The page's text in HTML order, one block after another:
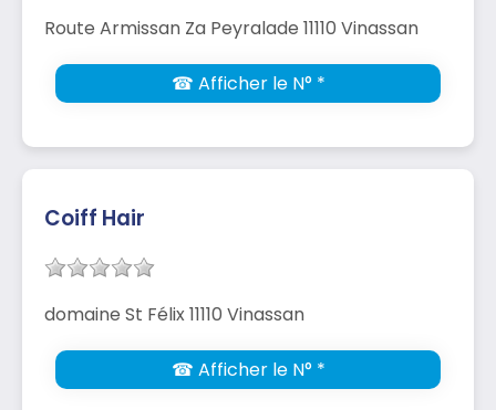
Route Armissan Za Peyralade 11110 Vinassan
☎ Afficher le N° *
Coiff Hair
domaine St Félix 11110 Vinassan
☎ Afficher le N° *